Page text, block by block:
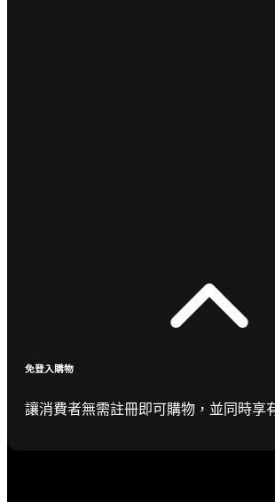
免登入購物
讓消費者無需註冊即可購物，並同時享